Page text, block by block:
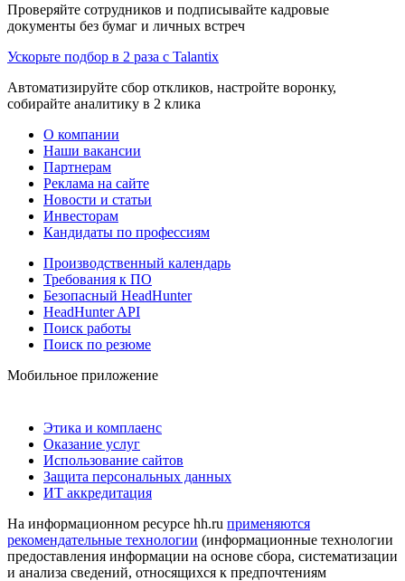
Проверяйте сотрудников и подписывайте кадровые
документы без бумаг и личных встреч
Ускорьте подбор в 2 раза с Talantix
Автоматизируйте сбор откликов, настройте воронку,
собирайте аналитику в 2 клика
О компании
Наши вакансии
Партнерам
Реклама на сайте
Новости и статьи
Инвесторам
Кандидаты по профессиям
Производственный календарь
Требования к ПО
Безопасный HeadHunter
HeadHunter API
Поиск работы
Поиск по резюме
Мобильное приложение
Этика и комплаенс
Оказание услуг
Использование сайтов
Защита персональных данных
ИТ аккредитация
На информационном ресурсе hh.ru применяются
рекомендательные технологии (информационные технологии
предоставления информации на основе сбора, систематизации
и анализа сведений, относящихся к предпочтениям